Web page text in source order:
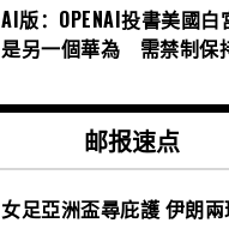
AI版：OPENAI投書美國
是另一個華為 需禁制保
邮报速点
女足亞洲盃尋庇護 伊朗